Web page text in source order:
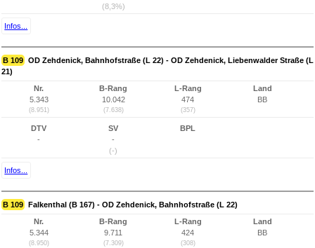
(8,3%)
Infos...
B 109 OD Zehdenick, Bahnhofstraße (L 22) - OD Zehdenick, Liebenwalder Straße (L
21)
Nr.
5.343
(8.951)
B-Rang
10.042
(7.638)
L-Rang
474
(357)
Land
BB
DTV
-
SV
-
(-)
BPL
Infos...
B 109 Falkenthal (B 167) - OD Zehdenick, Bahnhofstraße (L 22)
Nr.
5.344
(8.950)
B-Rang
9.711
(7.309)
L-Rang
424
(308)
Land
BB